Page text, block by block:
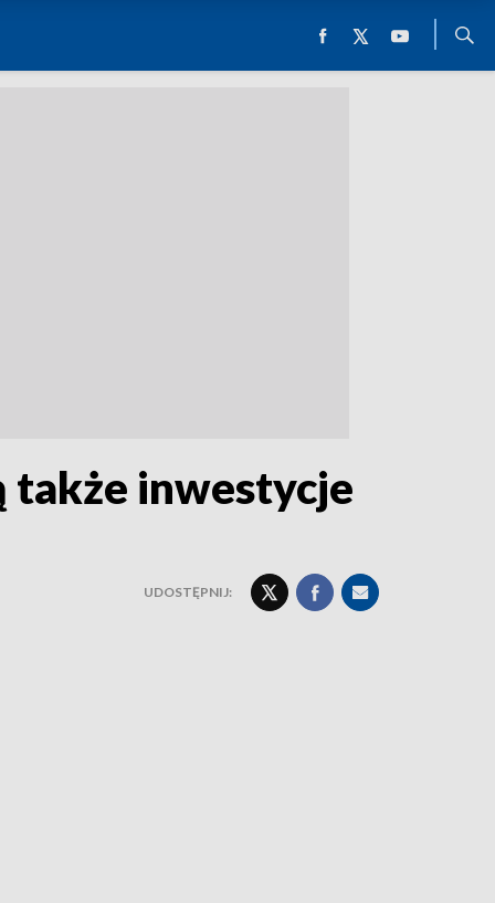
także inwestycje
UDOSTĘPNIJ: